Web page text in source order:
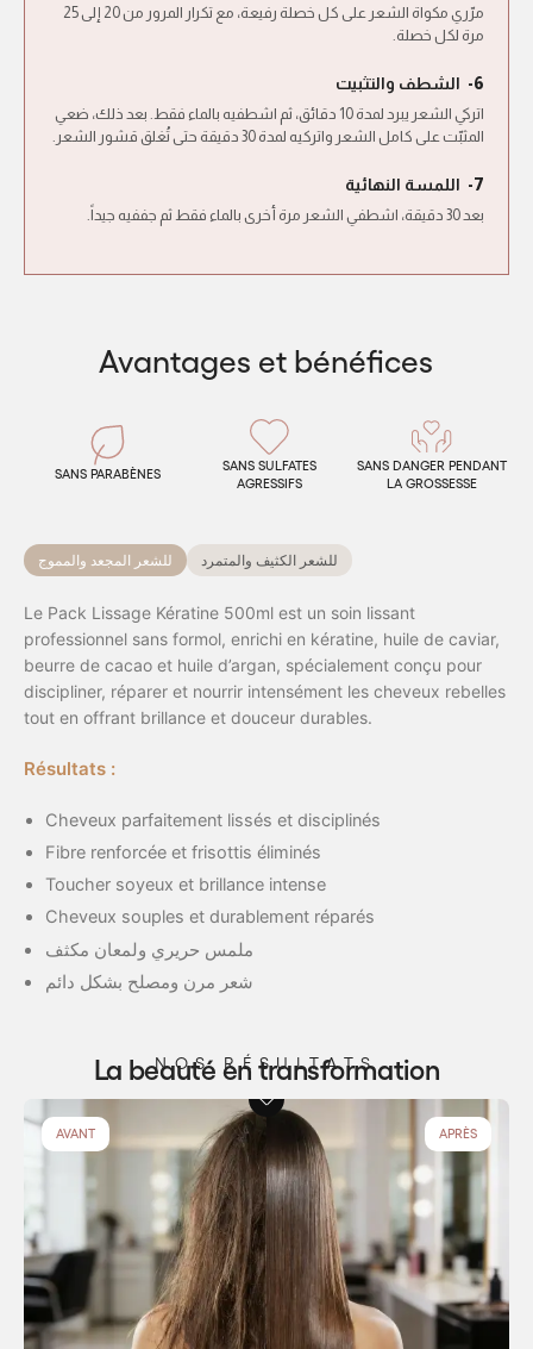
مرّري مكواة الشعر على كل خصلة رفيعة، مع تكرار المرور من 20 إلى 25
مرة لكل خصلة.
6- الشطف والتثبيت
اتركي الشعر يبرد لمدة 10 دقائق، ثم اشطفيه بالماء فقط. بعد ذلك، ضعي
المثبّت على كامل الشعر واتركيه لمدة 30 دقيقة حتى تُغلق قشور الشعر.
7- اللمسة النهائية
بعد 30 دقيقة، اشطفي الشعر مرة أخرى بالماء فقط ثم جففيه جيداً.
Avantages et bénéfices
SANS PARABÈNES
SANS SULFATES
AGRESSIFS
SANS DANGER PENDANT
LA GROSSESSE
للشعر المجعد والمموج للشعر الكثيف والمتمرد
Le Pack Lissage Kératine 500ml est un soin lissant
professionnel sans formol, enrichi en kératine, huile de caviar,
beurre de cacao et huile d’argan, spécialement conçu pour
discipliner, réparer et nourrir intensément les cheveux rebelles
tout en offrant brillance et douceur durables.
Résultats :
Cheveux parfaitement lissés et disciplinés
Fibre renforcée et frisottis éliminés
Toucher soyeux et brillance intense
Cheveux souples et durablement réparés
ملمس حريري ولمعان مكثف
شعر مرن ومصلح بشكل دائم
NOS RÉSULTATS
La beauté en transformation